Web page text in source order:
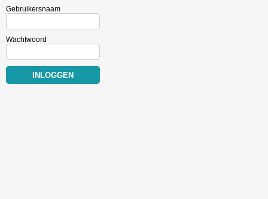
Gebruikersnaam
Wachtwoord